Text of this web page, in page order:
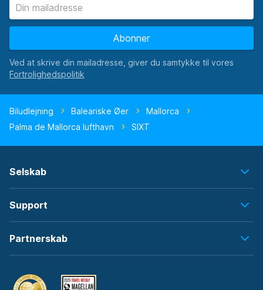
Abonner
Ved at skrive din mailadresse, giver du samtykke til vores
Biludlejning Baleariske Øer
Mallorca
Palma de Mallorca lufthavn
SIXT
Selskab
Support
Partnerskab